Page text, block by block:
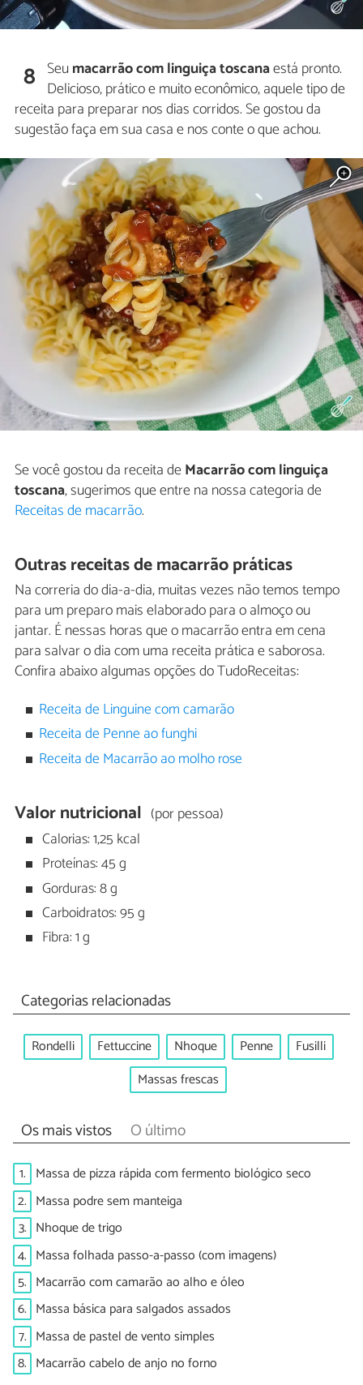
8 Seumacarrão com linguiça toscanaestá pronto.
Delicioso, prático e muito econômico, aquele tipo de
receita para preparar nos dias corridos. Se gostou da
sugestão faça em sua casa e nos conte o que achou.
Se você gostou da receita deMacarrão com linguiça
toscana, sugerimos que entre na nossa categoria de
Receitas de macarrão.
Outras receitas de macarrão práticas
Na correria do dia-a-dia, muitas vezes não temos tempo
para um preparo mais elaborado para o almoço ou
jantar. É nessas horas que o macarrão entra em cena
para salvar o dia com uma receita prática e saborosa.
Confira abaixo algumas opções do TudoReceitas:
Receita de Linguine com camarão
Receita de Penne ao funghi
Receita de Macarrão ao molho rose
Valor nutricional (por pessoa)
Calorias: 1,25 kcal
Proteínas: 45 g
Gorduras: 8 g
Carboidratos: 95 g
Fibra: 1 g
Categorias relacionadas
Rondelli Fettuccine Nhoque Penne
Fusilli
Massas frescas
Os mais vistos O último
1. Massa de pizza rápida com fermento biológico seco
2. Massa podre sem manteiga
3. Nhoque de trigo
4. Massa folhada passo-a-passo (com imagens)
5. Macarrão com camarão ao alho e óleo
6. Massa básica para salgados assados
7. Massa de pastel de vento simples
8. Macarrão cabelo de anjo no forno